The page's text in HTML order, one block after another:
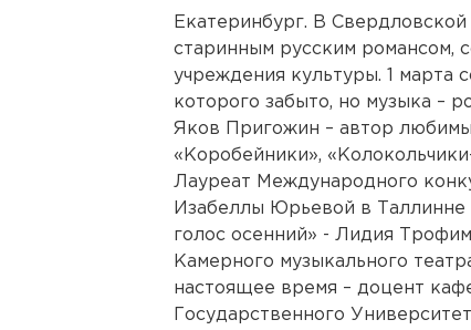
Екатеринбург. В
старинным русским романсом,
учреждения культуры. 1 марта
которого забыто, но музыка –
Яков Пригожин – автор
«Коробейники»,
Лауреат Международного
Изабеллы Юрьевой в Таллинне
голос осенний» - Лидия
Камерного музыкального
настоящее время – доцент
Государственного